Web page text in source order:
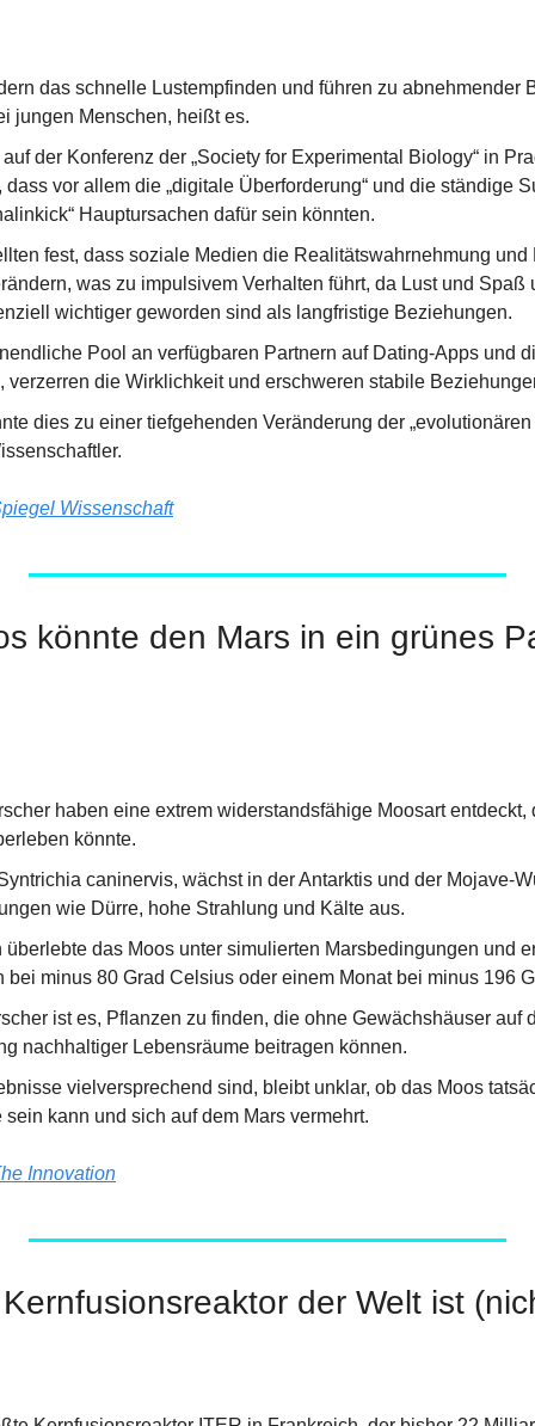
das schnelle Lustempfinden und führen zu abnehmender
jungen Menschen, heißt es.
der Konferenz der „Society for Experimental Biology“ in
vor allem die „digitale Überforderung“ und die ständige
Hauptursachen dafür sein könnten.
fest, dass soziale Medien die Realitätswahrnehmung
was zu impulsivem Verhalten führt, da Lust und Spaß
wichtiger geworden sind als langfristige Beziehungen.
Pool an verfügbaren Partnern auf Dating-Apps und
verzerren die Wirklichkeit und erschweren stabile
dies zu einer tiefgehenden Veränderung der
Wissenschaft
könnte den Mars in ein grünes
haben eine extrem widerstandsfähige Moosart
könnte.
caninervis, wächst in der Antarktis und der Mojave-
wie Dürre, hohe Strahlung und Kälte aus.
überlebte das Moos unter simulierten Marsbedingungen und
bei minus 80 Grad Celsius oder einem Monat bei minus 196
ist es, Pflanzen zu finden, die ohne Gewächshäuser auf
nachhaltiger Lebensräume beitragen können.
vielversprechend sind, bleibt unklar, ob das Moos
kann und sich auf dem Mars vermehrt.
Innovation
der Welt ist